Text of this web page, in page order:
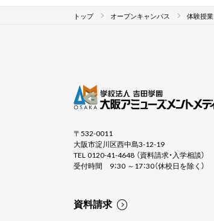
トップ オープンキャンパス 体験授業
〒532-0011
大阪市淀川区西中島3-12-19
TEL 0120-41-4648 （資料請求・入学相談）
受付時間 9：30 ～17：30（休校日を除く）
資料請求